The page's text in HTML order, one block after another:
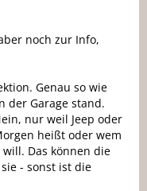
noch zur Info,
Genau so wie
der Garage stand.
nur weil Jeep oder
heißt oder wem
Das können die
- sonst ist die